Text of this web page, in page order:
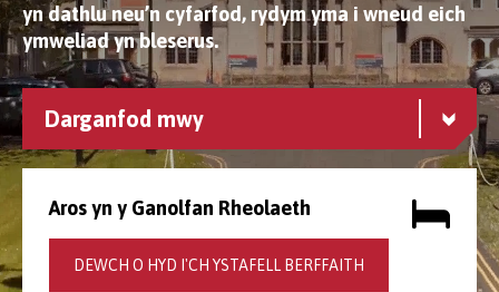
yn dathlu neu’n cyfarfod, rydym yma i wneud eich
ymweliad yn bleserus.
Darganfod mwy
Aros yn y Ganolfan Rheolaeth
DEWCH O HYD I'CH YSTAFELL BERFFAITH